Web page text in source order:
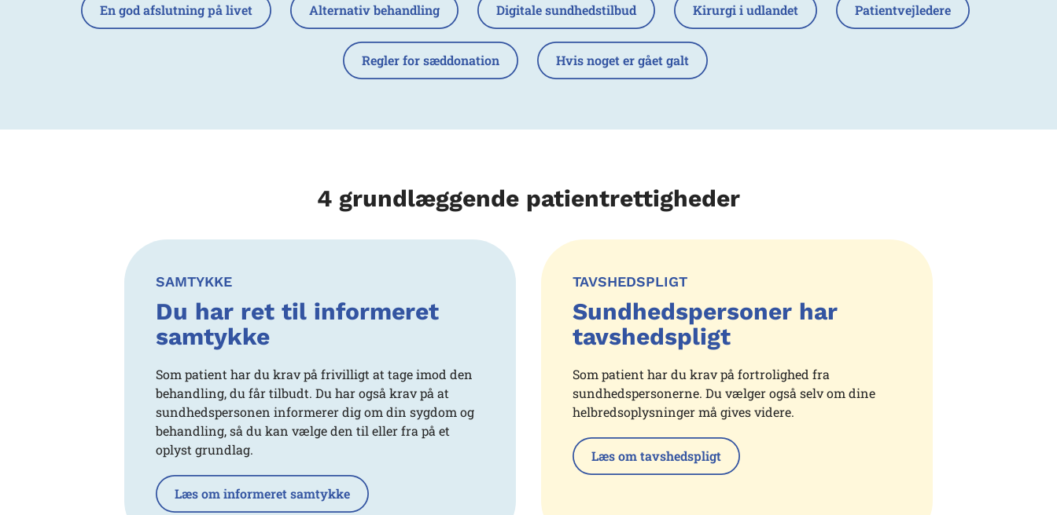
En god afslutning på livet Alternativ behandling Digitale sundhedstilbud Kirurgi i udlandet Patientvejledere
Regler for sæddonation Hvis noget er gået galt
4 grundlæggende patientrettigheder
SAMTYKKE
Du har ret til informeret
samtykke
Som patient har du krav på frivilligt at tage imod den
behandling, du får tilbudt. Du har også krav på at
sundhedspersonen informerer dig om din sygdom og
behandling, så du kan vælge den til eller fra på et
oplyst grundlag.
Læs om informeret samtykke
TAVSHEDSPLIGT
Sundhedspersoner har
tavshedspligt
Som patient har du krav på fortrolighed fra
sundhedspersonerne. Du vælger også selv om dine
helbredsoplysninger må gives videre.
Læs om tavshedspligt